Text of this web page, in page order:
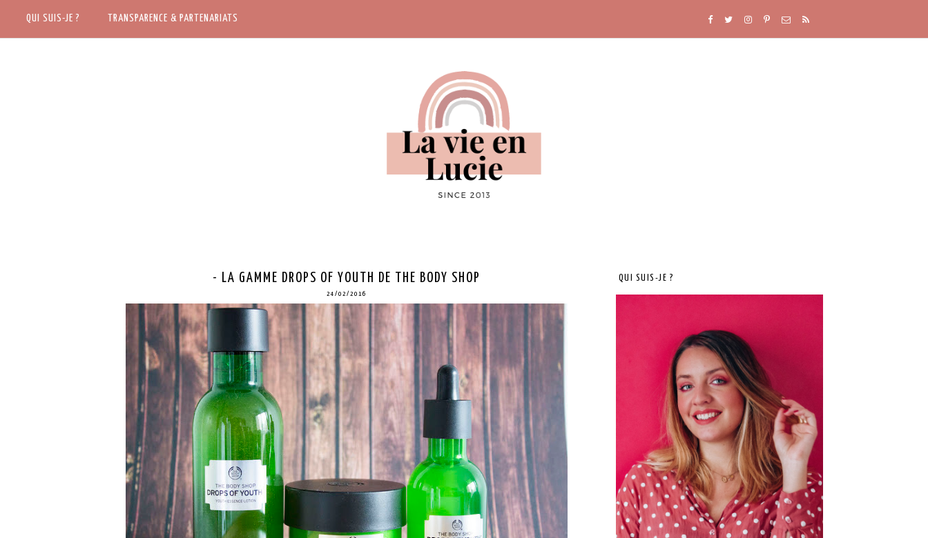
ACCUEIL QUI SUIS-JE ? TRANSPARENCE & PARTENARIATS
- LA GAMME DROPS OF YOUTH DE THE BODY SHOP
24/02/2016
QUI SUIS-JE ?
QUI SUIS-JE ? TRANSPARENCE & PARTENARIATS